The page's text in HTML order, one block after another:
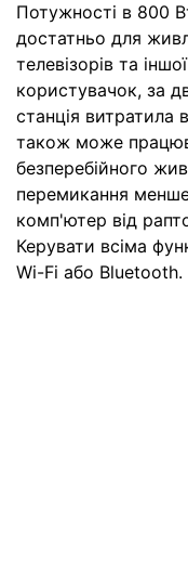
Потужності в 800
достатньо для
телевізорів та
користувачок, за
станція витратила
також може
безперебійного
перемикання
комп'ютер від
Керувати всіма
Wi-Fi або Bluetooth.